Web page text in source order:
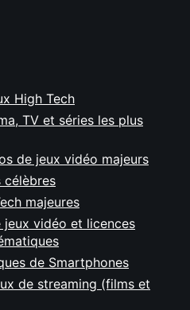
High Tech
TV et séries les plus
de jeux vidéo majeurs
célèbres
majeures
jeux vidéo et licences
de Smartphones
de streaming (films et